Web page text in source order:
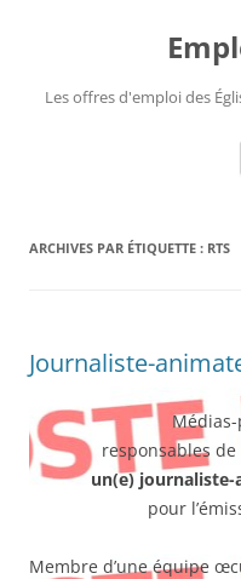
Les offres d'emploi des
ARCHIVES PAR ÉTIQUETTE : RTS
Journaliste-
responsables
un(e) journaliste-
pour
Membre d’une équipe